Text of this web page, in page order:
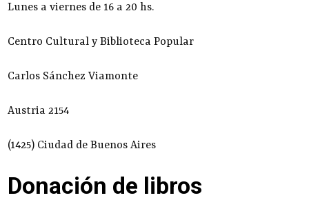
Lunes a viernes de 16 a 20 hs.
Centro Cultural y Biblioteca Popular
Carlos Sánchez Viamonte
Austria 2154
(1425) Ciudad de Buenos Aires
Donación de libros